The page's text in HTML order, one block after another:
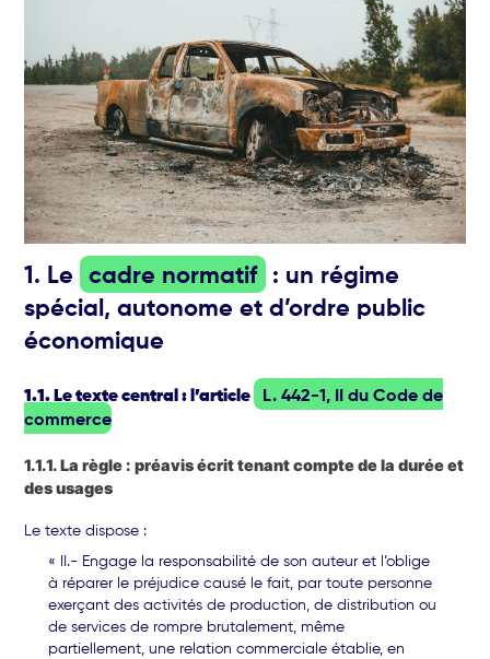
1. Le cadre normatif
: un régime
spécial, autonome et d’ordre public
économique
1.1. Le texte central : l’article
L. 442-1, II du Code de
commerce
1.1.1. La règle : préavis écrit tenant compte de la durée et
des usages
Le texte dispose :
« II.- Engage la responsabilité de son auteur et l’oblige
à réparer le préjudice causé le fait, par toute personne
exerçant des activités de production, de distribution ou
de services de rompre brutalement, même
partiellement, une relation commerciale établie, en